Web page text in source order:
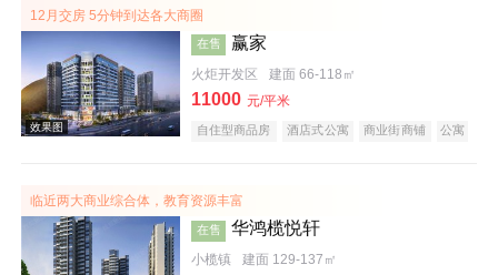
12月交房 5分钟到达各大商圈
在售 赢家
火炬开发区 建面 66-118㎡
11000 元/平米
自住型商品房 酒店式公寓 商业街商铺
公寓
临近两大商业综合体，教育资源丰富
在售 华鸿榄悦轩
小榄镇 建面 129-137㎡